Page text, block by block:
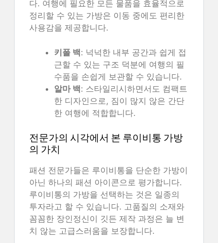
다. 여행에 필요한 모든 물품을 효율적으로
정리할 수 있는 가방은 이동 중에도 편리한
사용감을 제공합니다.
키폴 백: 넉넉한 내부 공간과 쉽게 접
근할 수 있는 구조 덕분에 여행의 필
수품을 손쉽게 보관할 수 있습니다.
알마 백: 스타일리시하면서도 컴팩트
한 디자인으로, 짐이 많지 않은 간단
한 여행에 적합합니다.
전문가의 시각에서 본 루이비통 가방
의 가치
패션 전문가들은 루이비통을 단순한 가방이
아닌 하나의 패션 아이콘으로 평가합니다.
루이비통의 가방을 선택하는 것은 일종의
투자라고 할 수 있습니다. 고품질의 소재와
꼼꼼한 장인정신이 깃든 제작 과정은 늘 변
치 않는 고급스러움을 보장합니다.